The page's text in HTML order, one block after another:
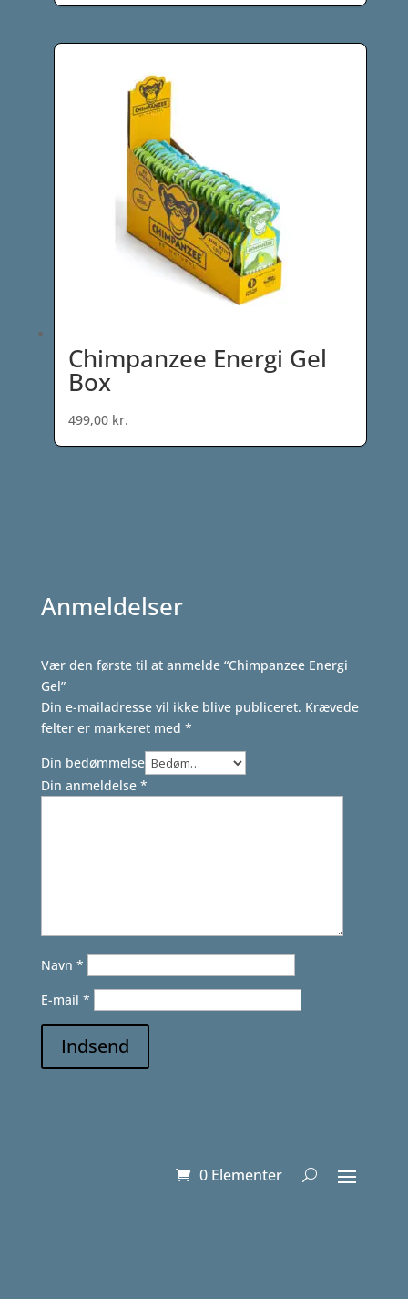
Chimpanzee Energi Gel
Box
499,00 kr.
Anmeldelser
Vær den første til at anmelde “Chimpanzee Energi
Gel”
Din e-mailadresse vil ikke blive publiceret. Krævede
felter er markeret med *
Din bedømmelse
Din anmeldelse *
Navn *
E-mail *
Indsend
0 Elementer